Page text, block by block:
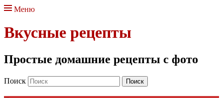
Меню
Вкусные рецепты
Простые домашние рецепты с фото
Поиск